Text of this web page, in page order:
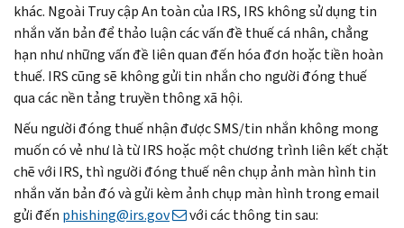
khác. Ngoài Truy cập An toàn của IRS, IRS không sử dụng tin
nhắn văn bản để thảo luận các vấn đề thuế cá nhân, chẳng
hạn như những vấn đề liên quan đến hóa đơn hoặc tiền hoàn
thuế. IRS cũng sẽ không gửi tin nhắn cho người đóng thuế
qua các nền tảng truyền thông xã hội.
Nếu người đóng thuế nhận được SMS/tin nhắn không mong
muốn có vẻ như là từ IRS hoặc một chương trình liên kết chặt
chẽ với IRS, thì người đóng thuế nên chụp ảnh màn hình tin
nhắn văn bản đó và gửi kèm ảnh chụp màn hình trong email
gửi đến phishing@irs.gov
với các thông tin sau: